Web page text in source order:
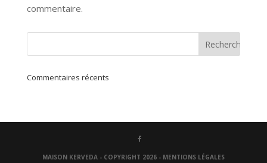
commentaire.
Commentaires récents
MAISON KERVEDA - COPYRIGHT 2026 - MENTIONS LÉGALES